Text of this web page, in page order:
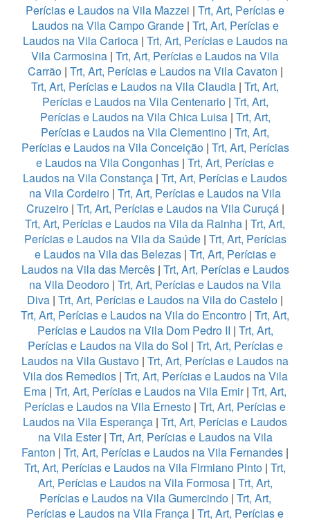
Perícias e Laudos na Vila Mazzei | Trt, Art, Perícias e
Laudos na Vila Campo Grande| Trt, Art, Perícias e
Laudos na Vila Carioca| Trt, Art, Perícias e Laudos na
Vila Carmosina | Trt, Art, Perícias e Laudos na Vila
Carrão| Trt, Art, Perícias e Laudos na Vila Cavaton |
Trt, Art, Perícias e Laudos na Vila Claudia | Trt, Art,
Perícias e Laudos na Vila Centenario| Trt, Art,
Perícias e Laudos na Vila Chica Luisa | Trt, Art,
Perícias e Laudos na Vila Clementino | Trt, Art,
Perícias e Laudos na Vila Conceição| Trt, Art, Perícias
e Laudos na Vila Congonhas | Trt, Art, Perícias e
Laudos na Vila Constança | Trt, Art, Perícias e Laudos
na Vila Cordeiro | Trt, Art, Perícias e Laudos na Vila
Cruzeiro | Trt, Art, Perícias e Laudos na Vila Curuçá |
Trt, Art, Perícias e Laudos na Vila da Rainha | Trt, Art,
Perícias e Laudos na Vila da Saúde| Trt, Art, Perícias
e Laudos na Vila das Belezas| Trt, Art, Perícias e
Laudos na Vila das Mercês| Trt, Art, Perícias e Laudos
na Vila Deodoro | Trt, Art, Perícias e Laudos na Vila
Diva | Trt, Art, Perícias e Laudos na Vila do Castelo |
Trt, Art, Perícias e Laudos na Vila do Encontro | Trt, Art,
Perícias e Laudos na Vila Dom Pedro II | Trt, Art,
Perícias e Laudos na Vila do Sol | Trt, Art, Perícias e
Laudos na Vila Gustavo | Trt, Art, Perícias e Laudos na
Vila dos Remedios| Trt, Art, Perícias e Laudos na Vila
Ema | Trt, Art, Perícias e Laudos na Vila Emir| Trt, Art,
Perícias e Laudos na Vila Ernesto | Trt, Art, Perícias e
Laudos na Vila Esperança | Trt, Art, Perícias e Laudos
na Vila Ester| Trt, Art, Perícias e Laudos na Vila
Fanton | Trt, Art, Perícias e Laudos na Vila Fernandes |
Trt, Art, Perícias e Laudos na Vila Firmiano Pinto | Trt,
Art, Perícias e Laudos na Vila Formosa| Trt, Art,
Perícias e Laudos na Vila Gumercindo| Trt, Art,
Perícias e Laudos na Vila França | Trt, Art, Perícias e